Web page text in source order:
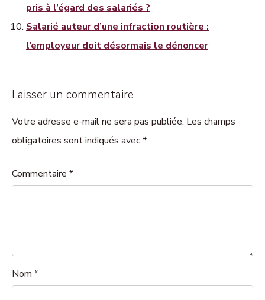
pris à l’égard des salariés ?
Salarié auteur d’une infraction routière :
l’employeur doit désormais le dénoncer
Laisser un commentaire
Votre adresse e-mail ne sera pas publiée. Les champs
obligatoires sont indiqués avec *
Commentaire *
Nom *